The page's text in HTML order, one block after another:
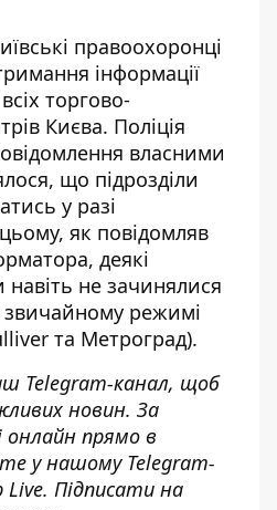
правоохоронці
інформації
торгово-
Києва. Поліція
власними
що підрозділи
у разі
як повідомляв
деякі
навіть не зачинялися
звичайному режимі
та Метроград).
Telegram-канал, щоб
новин. За
прямо в
у нашому Telegram-
. Підписати на